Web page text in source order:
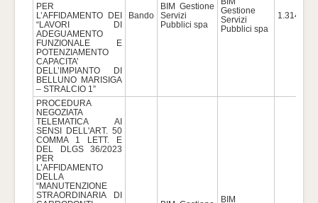
PER
L’AFFIDAMENTO DEI
“LAVORI DI
ADEGUAMENTO
FUNZIONALE E
POTENZIAMENTO
CAPACITA’
DELL’IMPIANTO DI
BELLUNO MARISIGA
– STRALCIO 1”
Bando
BIM Gestione
Servizi
Pubblici spa
Gestione
Servizi
Pubblici spa
PROCEDURA
NEGOZIATA
TELEMATICA AI
SENSI DELL'ART. 50
COMMA 1 LETT. E
DEL DLGS 36/2023
PER
L’AFFIDAMENTO
DELLA
“MANUTENZIONE
STRAORDINARIA DI
BIM